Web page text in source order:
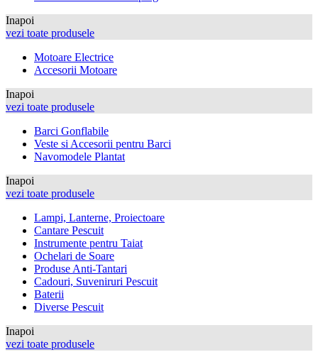
Inapoi
vezi toate produsele
Motoare Electrice
Accesorii Motoare
Inapoi
vezi toate produsele
Barci Gonflabile
Veste si Accesorii pentru Barci
Navomodele Plantat
Inapoi
vezi toate produsele
Lampi, Lanterne, Proiectoare
Cantare Pescuit
Instrumente pentru Taiat
Ochelari de Soare
Produse Anti-Tantari
Cadouri, Suveniruri Pescuit
Baterii
Diverse Pescuit
Inapoi
vezi toate produsele